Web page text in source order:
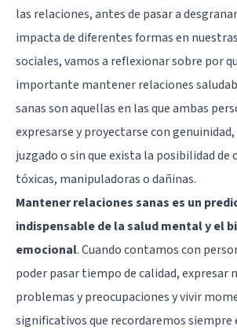
las relaciones, antes de pasar a
impacta de diferentes formas en
sociales, vamos a reflexionar sobre por
importante mantener relaciones
sanas son aquellas en las que ambas
expresarse y proyectarse con
juzgado o sin que exista la posibilidad de
tóxicas, manipuladoras o dañinas.
Mantener relaciones sanas es un
indispensable de la salud mental y el
emocional. Cuando contamos con
poder pasar tiempo de calidad, expresar
problemas y preocupaciones y vivir
significativos que recordaremos siempre